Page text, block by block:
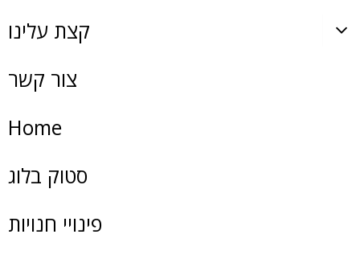
קצת עלינו
צור קשר
Home
סטוק בלוג
פינויי חנויות